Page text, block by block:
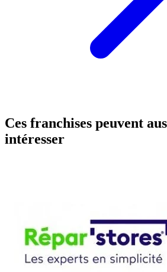
Ces franchises peuvent
intéresser